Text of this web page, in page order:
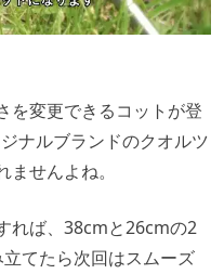
を変更できるコットが登
ナルブランドのクオルツ
せんよね。
れば、38cmと26cmの2
てたら次回はスムーズ